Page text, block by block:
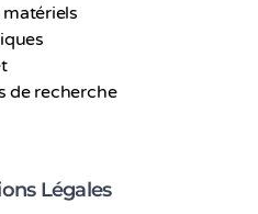
de recherche
Légales